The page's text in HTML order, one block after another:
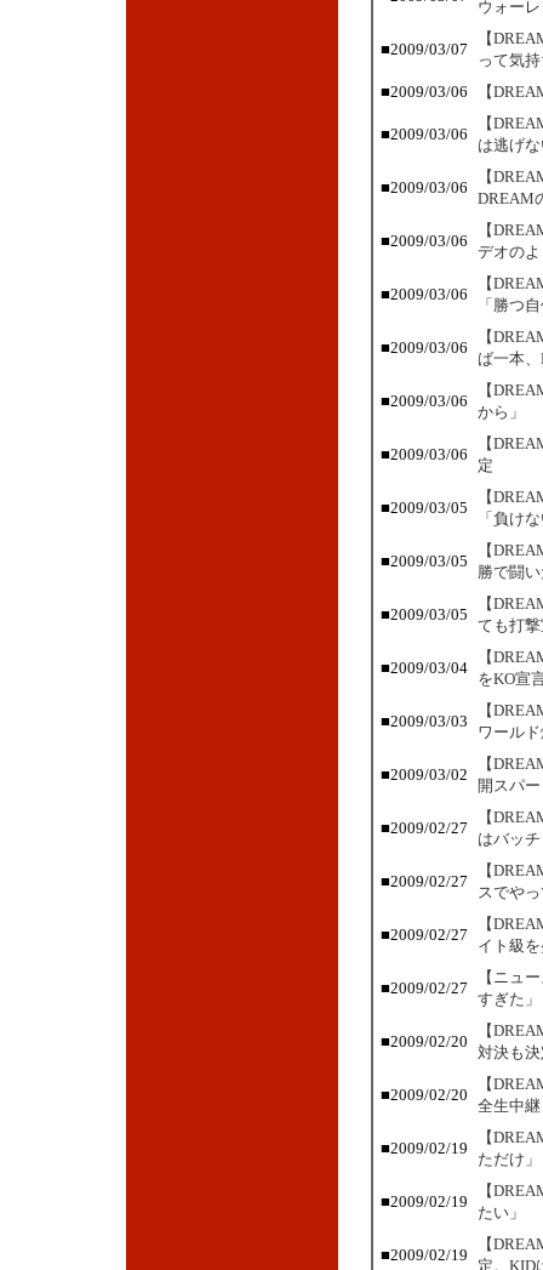
ウォー
■2009/03/07
【
って気
■2009/03/06
【
■2009/03/06
【
は逃げ
■2009/03/06
【
DREAM
■2009/03/06
【
デオの
■2009/03/06
【
「勝つ
■2009/03/06
【
ば一本
■2009/03/06
【
から」
■2009/03/06
【
定
■2009/03/05
【
「負け
■2009/03/05
【
勝で闘
■2009/03/05
【
ても打
■2009/03/04
【
をKO宣
■2009/03/03
【
ワール
■2009/03/02
【
開スパ
■2009/02/27
【
はバッ
■2009/02/27
【
スでや
■2009/02/27
【
イト級
■2009/02/27
【ニュ
すぎた」
■2009/02/20
【
対決も
■2009/02/20
【
全生中継
■2009/02/19
【
ただけ」
■2009/02/19
【
たい」
■2009/02/19
【
定。KID